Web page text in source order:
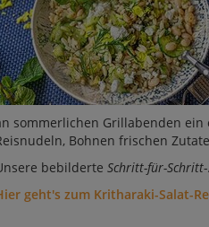
som­mer­lichen Grill­aben­den
Boh­nen fri­schen
be­bil­der­te Schritt-für-Schritt
geht's zum Kritharaki-Salat-